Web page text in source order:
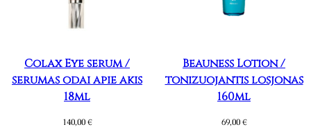
Colax Eye serum /
serumas odai apie akis
18ml
140,00€
Beauness Lotion /
tonizuojantis losjonas
160ml
69,00€